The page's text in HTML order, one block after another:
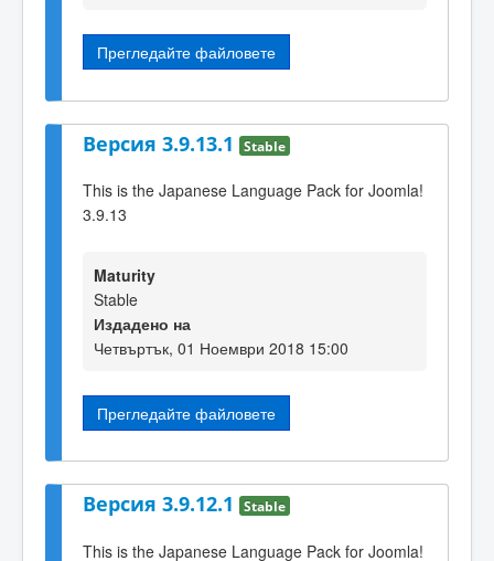
Прегледайте файловете
Версия 3.9.13.1 Stable
This is the Japanese Language Pack for Joomla!
3.9.13
Maturity
Stable
Издадено на
Четвъртък, 01 Ноември 2018 15:00
Прегледайте файловете
Версия 3.9.12.1 Stable
This is the Japanese Language Pack for Joomla!